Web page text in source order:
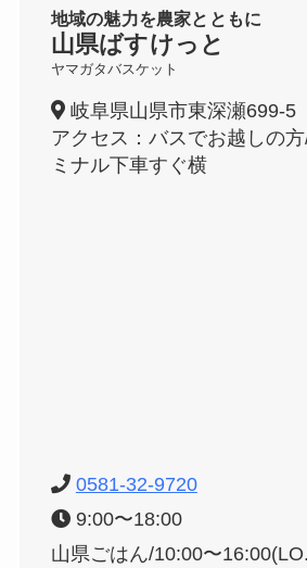
地域の魅力を農家とともに
山県ばすけっと
ヤマガタバスケット
岐阜県山県市東深瀬699-5
アクセス：バスでお越しの
ミナル下車すぐ横
0581-32-9720
9:00〜18:00
山県ごはん/10:00〜